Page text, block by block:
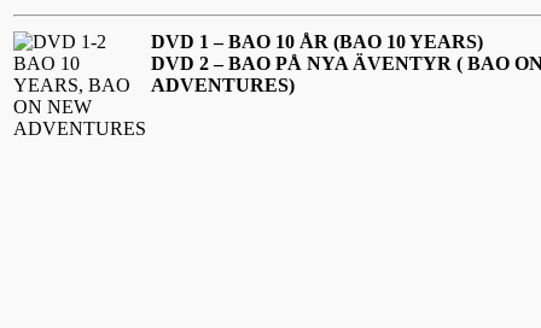
DVD 1 – BAO 10 ÅR (BAO 10 YEARS)
DVD 2 – BAO PÅ NYA ÄVENTYR ( BAO
ADVENTURES)